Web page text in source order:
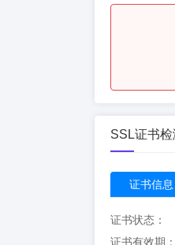
SSL证书
证书信息
证书状态：
证书有效期：